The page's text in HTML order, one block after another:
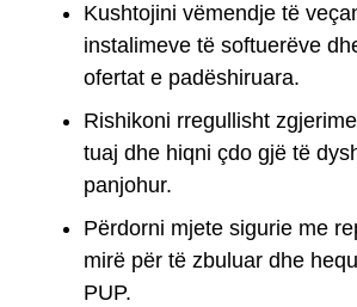
Kushtojini vëmendje të
instalimeve të softuerëve
ofertat e padëshiruara.
Rishikoni rregullisht
tuaj dhe hiqni çdo gjë të
panjohur.
Përdorni mjete sigurie me
mirë për të zbuluar dhe
PUP.